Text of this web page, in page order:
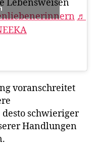
Lebensweisen
♬
voranschreitet
schwieriger
Handlungen